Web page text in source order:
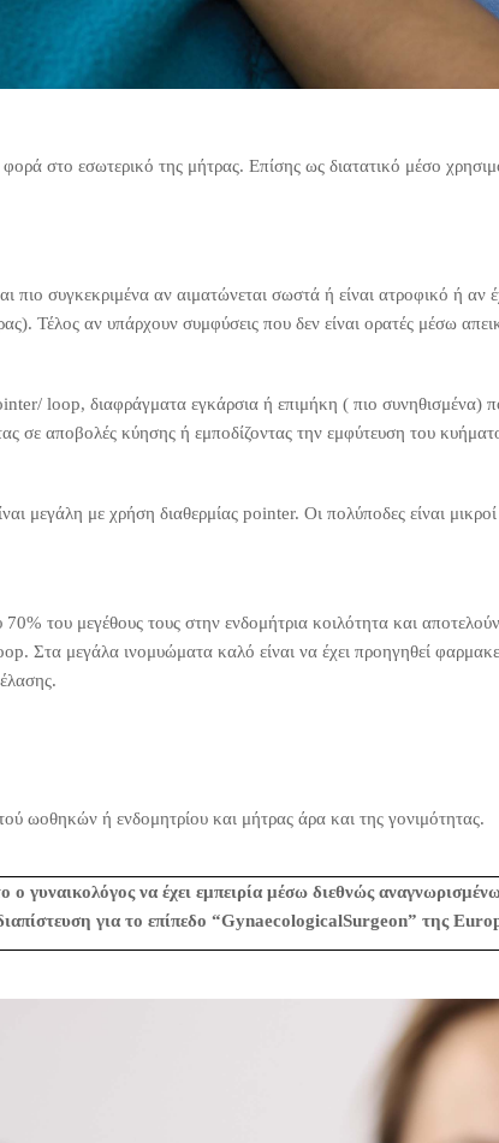
στο εσωτερικό της μήτρας. Επίσης ως διατατικό μέσο
συγκεκριμένα αν αιματώνεται σωστά ή είναι ατροφικό ή αν
Τέλος αν υπάρχουν συμφύσεις που δεν είναι ορατές μέσω
loop, διαφράγματα εγκάρσια ή επιμήκη ( πιο συνηθισμένα)
σε αποβολές κύησης ή εμποδίζοντας την εμφύτευση του
μεγάλη με χρήση διαθερμίας pointer. Οι πολύποδες είναι
του μεγέθους τους στην ενδομήτρια κοιλότητα και
Στα μεγάλα ινομυώματα καλό είναι να έχει προηγηθεί
ωοθηκών ή ενδομητρίου και μήτρας άρα και της γονιμότητας.
ο γυναικολόγος να έχει εμπειρία μέσω διεθνώς
για το επίπεδο “GynaecologicalSurgeon” της